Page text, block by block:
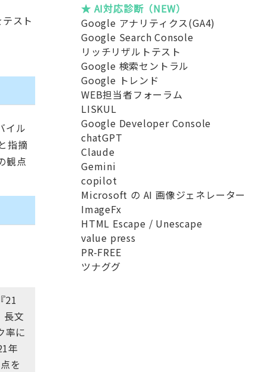
スト
イル
指摘
観点
21
長文
率に
年
を
★ AI対応診断（NEW）
Google アナリティクス(GA4)
Google Search Console
リッチリザルトテスト
Google 検索セントラル
Google トレンド
WEB担当者フォーラム
LISKUL
Google Developer Console
chatGPT
Claude
Gemini
copilot
Microsoft の AI 画像ジェネレーター
ImageFx
HTML Escape / Unescape
value press
PR-FREE
ツナググ